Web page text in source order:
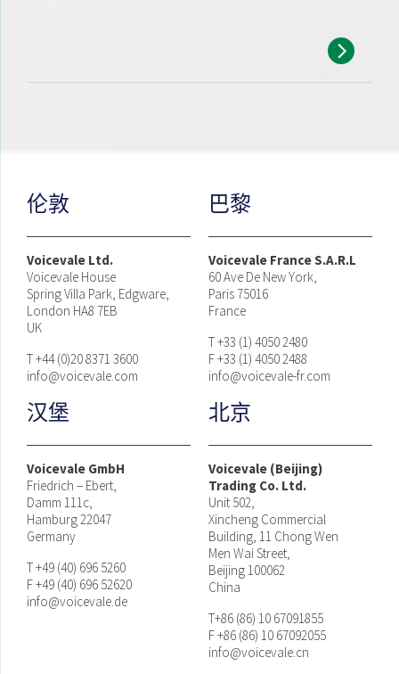
伦敦
Voicevale Ltd.
Voicevale House
Spring Villa Park, Edgware,
London HA8 7EB
UK
T +44 (0)20 8371 3600
info@voicevale.com
巴黎
Voicevale France S.A.R.L
60 Ave De New York,
Paris 75016
France
T +33 (1) 4050 2480
F +33 (1) 4050 2488
info@voicevale-fr.com
汉堡
Voicevale GmbH
Friedrich – Ebert,
Damm 111c,
Hamburg 22047
Germany
T +49 (40) 696 5260
F +49 (40) 696 52620
info@voicevale.de
北京
Voicevale (Beijing)
Trading Co. Ltd.
Unit 502,
Xincheng Commercial
Building, 11 Chong Wen
Men Wai Street,
Beijing 100062
China
T+86 (86) 10 67091855
F +86 (86) 10 67092055
info@voicevale.cn